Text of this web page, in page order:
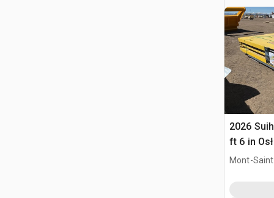
2026
ft 6 in
(Unused)
Mont-